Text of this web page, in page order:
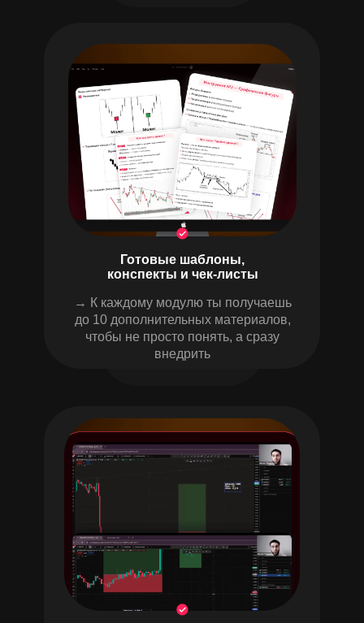
Готовые шаблоны,
конспекты и чек-листы
→ К каждому модулю ты получаешь
до 10 дополнительных материалов,
чтобы не просто понять, а сразу
внедрить